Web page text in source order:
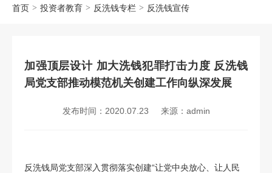
首页 > 投资者教育 > 反洗钱专栏 > 反洗钱宣传
加强顶层设计 加大洗钱犯罪打击力度 反洗钱
局党支部推动模范机关创建工作向纵深发展
发布时间：2020.07.23 来源：admin
反洗钱局党支部深入贯彻落实创建“让党中央放心、让人民